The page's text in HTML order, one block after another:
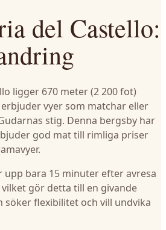
del Castello:
ligger 670 meter (2 200 fot)
vyer som matchar eller
stig. Denna bergsby har
god mat till rimliga priser
upp bara 15 minuter efter avresa
gör detta till en givande
söker flexibilitet och vill undvika